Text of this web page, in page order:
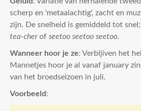
scherp en 'metaalachtig', zacht en
zijn. De snelheid is gemiddeld tot snel;
tea-cherof seetoo seetoo seetoo.
Wanneer hoor je ze: Verbljiven het
Mannetjes hoor je al vanaf january
van het broedseizoen in juli.
Voorbeeld :